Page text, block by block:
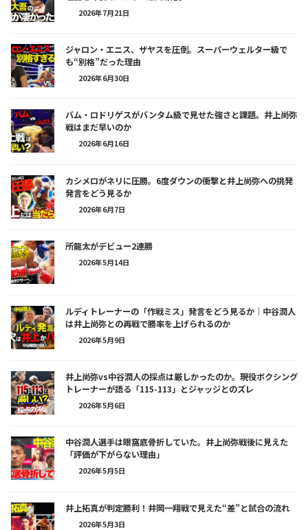
2026年7月21日
ジャロン・エニス、ザヤスを圧倒。スーパーウェルター級で
も“別格”だった理由
2026年6月30日
バム・ロドリゲスがバンタム級で見せた強さと課題。井上尚弥
戦はまだ早いのか
2026年6月16日
カシメロがネリに圧勝。6度ダウンの衝撃と井上尚弥への挑発
発言をどう見るか
2026年6月7日
所龍太がデビュー2連勝
2026年5月14日
ルディトレーナーの「作戦ミス」発言をどう見るか｜中谷潤人
は井上尚弥との再戦で勝率を上げられるのか
2026年5月9日
井上尚弥vs中谷潤人の採点は厳しかったのか。現役ボクシング
トレーナーが語る「115-113」とジャッジとのズレ
2026年5月6日
中谷潤人選手は眼窩底骨折していた。井上尚弥戦後に見えた
「評価が下がらない理由」
2026年5月5日
井上拓真が判定勝利！井岡一翔戦で見えた“差”と試合の流れ
2026年5月3日